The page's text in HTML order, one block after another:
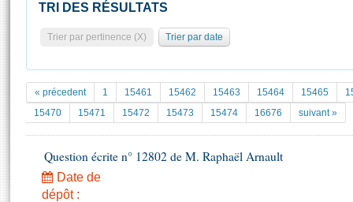
Pétitions
Documents parlementaires
Projets de loi
Propositions de loi
Amendements
Textes adoptés
Statistiques et chiffres clés
Documents de référence
( Constitution | Règlement de l'Assemblée ... )
Histoire
Juniors
La Bibliothèque
Les archives
Photos libres de droit
TRI DES RÉSULTATS
Trier par pertinence (X) Trier par date
« précedent 1 15461 15462 15463 15464 15465
15470
15471 15472 15473 15474 16676 suivant »
Question écrite n° 12802 de M. Raphaël Arnault
Date de
dépôt :